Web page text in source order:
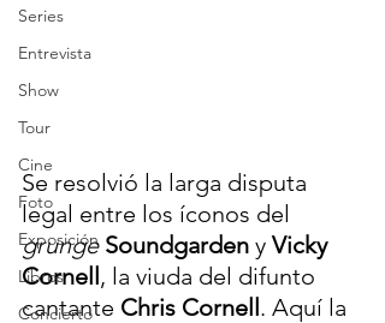
Series
Entrevista
Show
Tour
Cine
Foto
Exposición
Libros
Concierto
Se resolvió la larga disputa
legal entre los íconos del
grunge Soundgarden y Vicky
Cornell, la viuda del difunto
cantante Chris Cornell. Aquí la